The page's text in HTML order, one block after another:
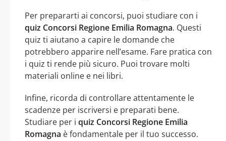
Per prepararti ai concorsi, puoi studiare con i
quiz Concorsi Regione Emilia Romagna. Questi
quiz ti aiutano a capire le domande che
potrebbero apparire nell’esame. Fare pratica con
i quiz ti rende più sicuro. Puoi trovare molti
materiali online e nei libri.
Infine, ricorda di controllare attentamente le
scadenze per iscriversi e preparati bene.
Studiare per i quiz Concorsi Regione Emilia
Romagna è fondamentale per il tuo successo.